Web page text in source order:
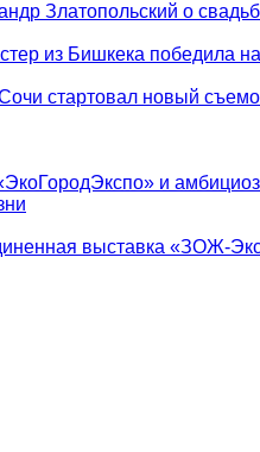
Златопольский о
из Бишкека победила
стартовал новый
и
выставка «ЗОЖ-